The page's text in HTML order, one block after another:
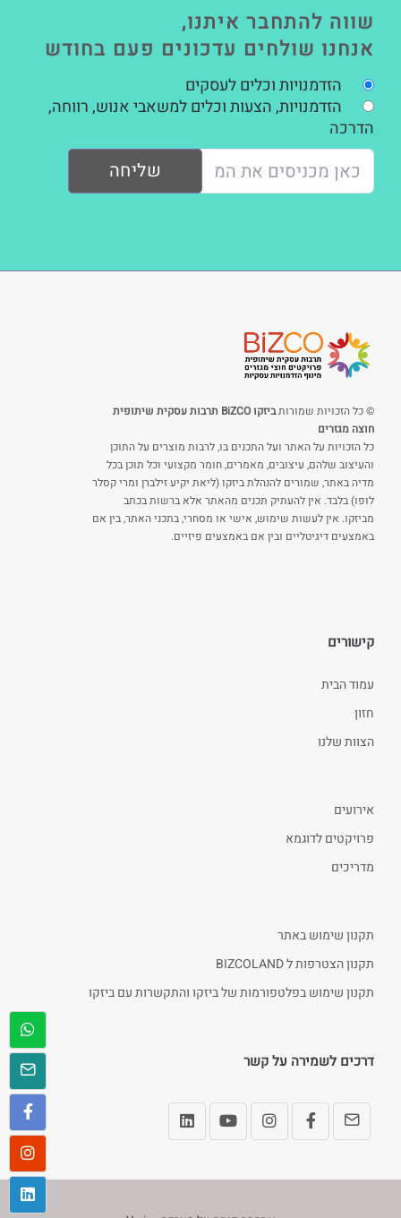
שווה להתחבר איתנו,
אנחנו שולחים עדכונים פעם בחודש
הזדמנויות וכלים לעסקים
הזדמנויות, הצעות וכלים למשאבי אנוש, רווחה,
הדרכה
שליחה
© כל הזכויות שמורות
ביזקו BiZCO תרבות עסקית שיתופית
חוצה מגזרים
כל הזכויות על האתר ועל התכנים בו, לרבות מוצרים על התוכן
והעיצוב שלהם, עיצובים, מאמרים, חומר מקצועי וכל תוכן בכל
מדיה באתר, שמורים להנהלת ביזקו (ליאת יקיע זילברן ומרי קסלר
לופו) בלבד. אין להעתיק תכנים מהאתר אלא ברשות בכתב
מביזקו. אין לעשות שימוש, אישי או מסחרי, בתכני האתר, בין אם
באמצעים דיגיטליים ובין אם באמצעים פיזיים.
קישורים
עמוד הבית
חזון
הצוות שלנו
אירועים
פרויקטים לדוגמא
מדריכים
תקנון שימוש באתר
תקנון הצטרפות ל BIZCOLAND
תקנון שימוש בפלטפורמות של ביזקו והתקשרות עם ביזקו
דרכים לשמירה על קשר